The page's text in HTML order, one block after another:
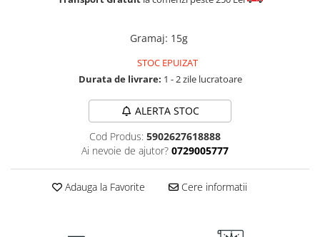
Gramaj: 15g
STOC EPUIZAT
Durata de livrare: 1 - 2 zile lucratoare
ALERTA STOC
Cod Produs: 5902627618888
Ai nevoie de ajutor? 0729005777
Adauga la Favorite Cere informatii